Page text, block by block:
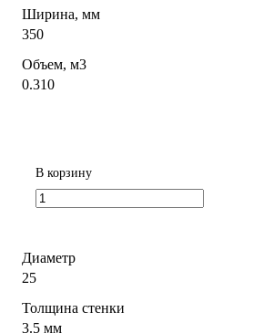
Ширина, мм
350
Объем, м3
0.310
В корзину
Диаметр
25
Толщина стенки
3.5 мм